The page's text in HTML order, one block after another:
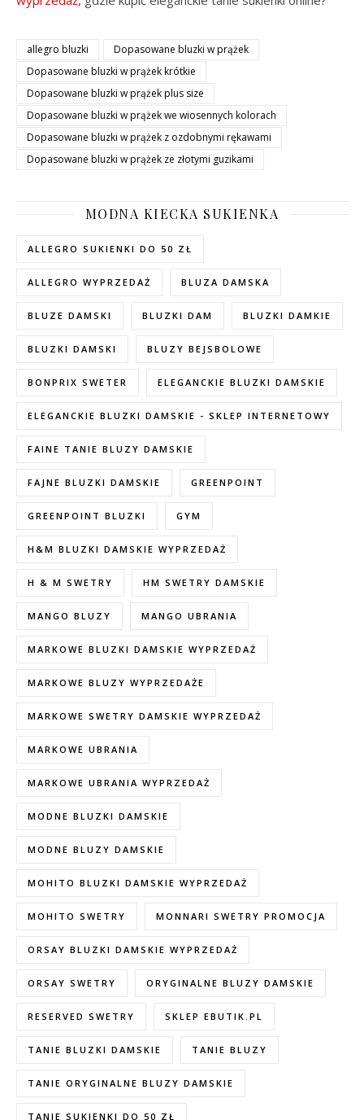
allegro bluzki
Dopasowane bluzki w prążek
Dopasowane bluzki w prążek krótkie
Dopasowane bluzki w prążek plus size
Dopasowane bluzki w prążek we wiosennych kolorach
Dopasowane bluzki w prążek z ozdobnymi rękawami
Dopasowane bluzki w prążek ze złotymi guzikami
MODNA KIECKA SUKIENKA
ALLEGRO SUKIENKI DO 50 ZŁ
ALLEGRO WYPRZEDAŻ BLUZA DAMSKA
BLUZE DAMSKI BLUZKI DAM BLUZKI DAMKIE
BLUZKI DAMSKI BLUZY BEJSBOLOWE
BONPRIX SWETER ELEGANCKIE BLUZKI DAMSKIE
ELEGANCKIE BLUZKI DAMSKIE - SKLEP INTERNETOWY
FAINE TANIE BLUZY DAMSKIE
FAJNE BLUZKI DAMSKIE GREENPOINT
GREENPOINT BLUZKI GYM
H&M BLUZKI DAMSKIE WYPRZEDAŻ
H & M SWETRY HM SWETRY DAMSKIE
MANGO BLUZY MANGO UBRANIA
MARKOWE BLUZKI DAMSKIE WYPRZEDAŻ
MARKOWE BLUZY WYPRZEDAŻE
MARKOWE SWETRY DAMSKIE WYPRZEDAŻ
MARKOWE UBRANIA
MARKOWE UBRANIA WYPRZEDAŻ
MODNE BLUZKI DAMSKIE
MODNE BLUZY DAMSKIE
MOHITO BLUZKI DAMSKIE WYPRZEDAŻ
MOHITO SWETRY MONNARI SWETRY PROMOCJA
ORSAY BLUZKI DAMSKIE WYPRZEDAŻ
ORSAY SWETRY ORYGINALNE BLUZY DAMSKIE
RESERVED SWETRY SKLEP EBUTIK.PL
TANIE BLUZKI DAMSKIE TANIE BLUZY
TANIE ORYGINALNE BLUZY DAMSKIE
TANIE SUKIENKI DO 50 ZŁ